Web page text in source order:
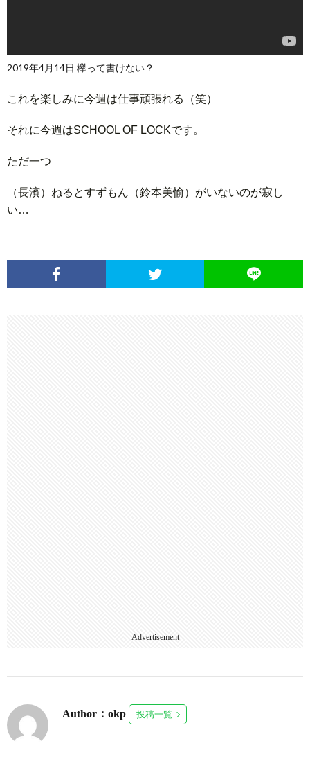
2019年4月14日 欅って書けない？
これを楽しみに今週は仕事頑張れる（笑）
それに今週はSCHOOL OF LOCKです。
ただ一つ
（長濱）ねるとすずもん（鈴本美愉）がいないのが寂し
い…
Advertisement
Author：okp 投稿一覧